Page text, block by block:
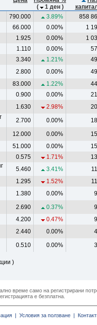
(
1 ден )
790.000 3.89%
858
66.000 0.00%
1
1.925 0.00%
1
1.110 0.00%
3.340 1.21%
2.800 0.00%
83.000 1.22%
0.900 0.00%
1.630 2.98%
2.700 0.00%
12.000 0.00%
51.000 0.00%
0.575 1.71%
5.460 3.41%
1.295 1.52%
1.380 0.00%
2.690 0.37%
4.200 0.47%
2.440 0.00%
0.510 0.00%
)
време само на регистрирани
е безплатна.
| Условия за ползване |